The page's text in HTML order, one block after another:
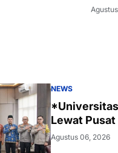
NEWS
*Universitas
Lewat
Agustus 06, 2026